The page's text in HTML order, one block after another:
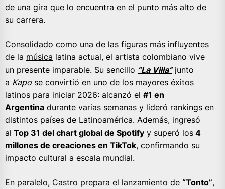
de una gira que lo encuentra en el punto más alto de
su carrera.
Consolidado como una de las figuras más influyentes
de la música latina actual, el artista colombiano vive
un presente imparable. Su sencillo “La Villa”junto
a Kapo se convirtió en uno de los mayores éxitos
latinos para iniciar 2026: alcanzó el #1 en
Argentina durante varias semanas y lideró rankings en
distintos países de Latinoamérica. Además, ingresó
al Top 31 del chart global de Spotify y superó los 4
millones de creaciones en TikTok, confirmando su
impacto cultural a escala mundial.
En paralelo, Castro prepara el lanzamiento de “Tonto”,